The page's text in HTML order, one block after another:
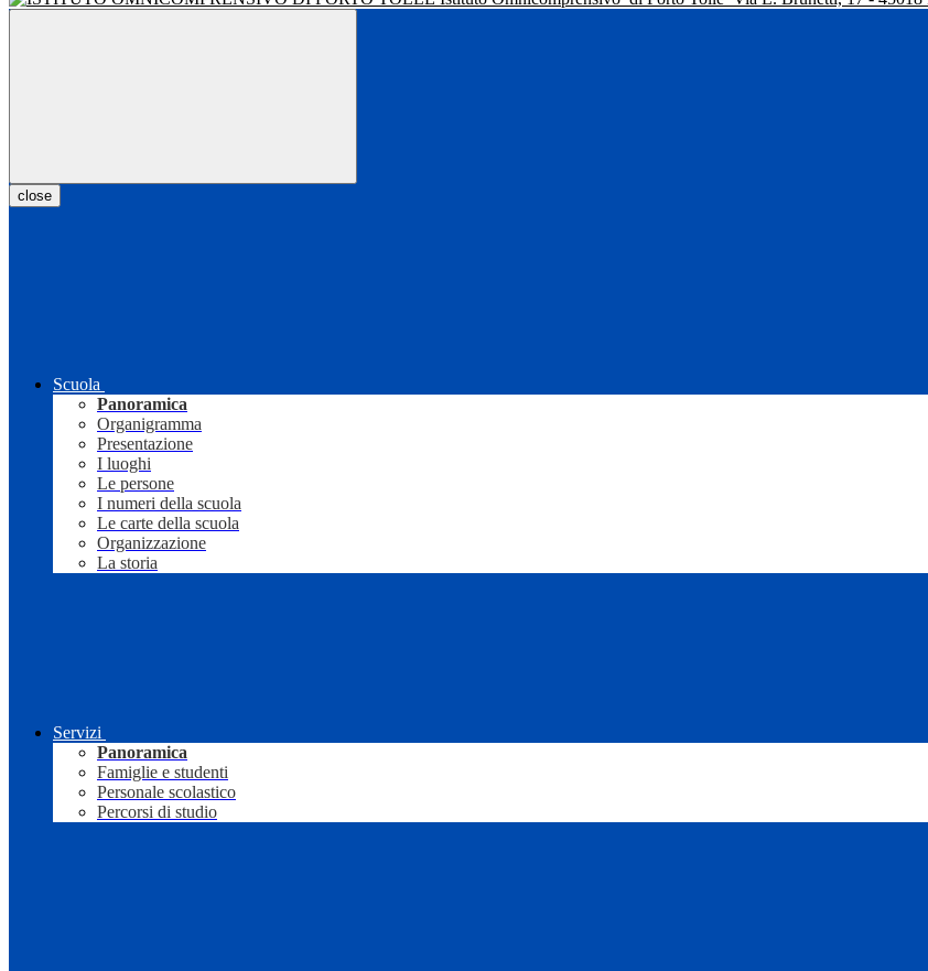
close
Scuola
Panoramica
Organigramma
Presentazione
I luoghi
Le persone
I numeri della scuola
Le carte della scuola
Organizzazione
La storia
Servizi
Panoramica
Famiglie e studenti
Personale scolastico
Percorsi di studio